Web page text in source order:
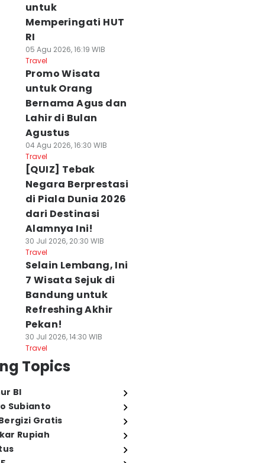
untuk
Memperingati HUT
RI
05 Agu 2026, 16:19 WIB
Travel
Promo Wisata
untuk Orang
Bernama Agus dan
Lahir di Bulan
Agustus
04 Agu 2026, 16:30 WIB
Travel
[QUIZ] Tebak
Negara Berprestasi
di Piala Dunia 2026
dari Destinasi
Alamnya Ini!
30 Jul 2026, 20:30 WIB
Travel
Selain Lembang, Ini
7 Wisata Sejuk di
Bandung untuk
Refreshing Akhir
Pekan!
30 Jul 2026, 14:30 WIB
Travel
Topics
BI
Subianto
Gratis
Rupiah